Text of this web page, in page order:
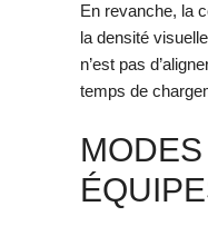
En revanche, la
la densité
n’est pas
temps de